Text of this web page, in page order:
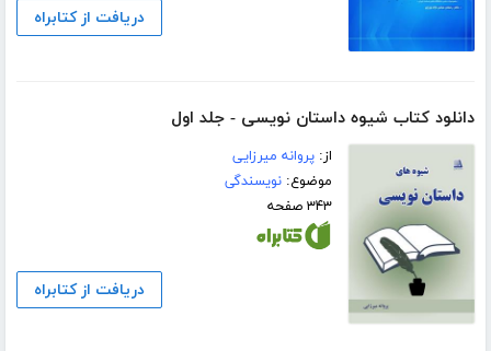
دریافت از کتابراه
دانلود کتاب شیوه داستان نویسی - جلد اول
از:پروانه میرزایی
موضوع:نویسندگی
۳۴۳ صفحه
دریافت از کتابراه